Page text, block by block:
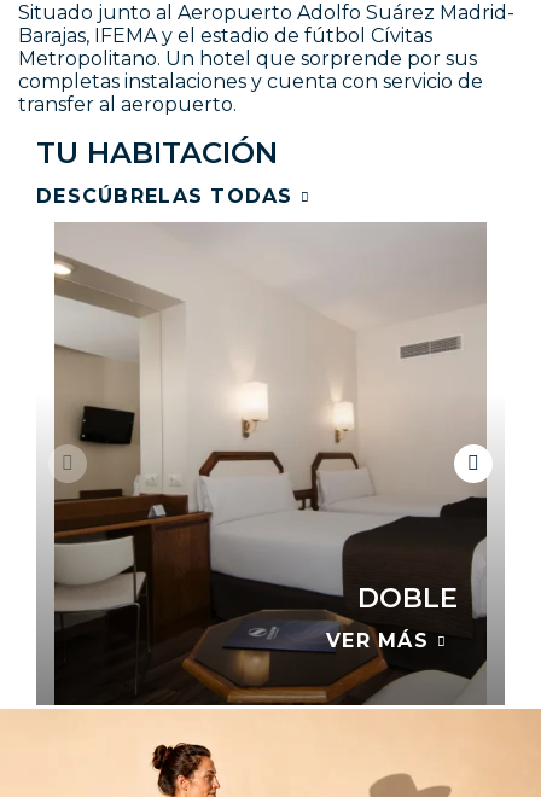
Situado junto al Aeropuerto Adolfo Suárez Madrid-
Barajas, IFEMA y el estadio de fútbol Cívitas
Metropolitano. Un hotel que sorprende por sus
completas instalaciones y cuenta con servicio de
transfer al aeropuerto.
TU HABITACIÓN
DESCÚBRELAS TODAS
DOBLE
VER MÁS